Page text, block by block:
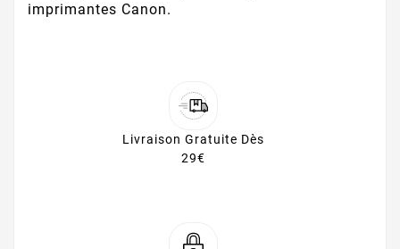
imprimantes Canon.
Livraison Gratuite Dès
29€